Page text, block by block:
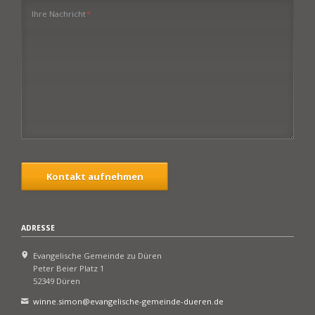
Pflichtfeld
Ihre Nachricht*
Kontakt aufnehmen
ADRESSE
Evangelische Gemeinde zu Düren
Peter Beier Platz 1
52349 Düren
winne.simon@evangelische-gemeinde-dueren.de